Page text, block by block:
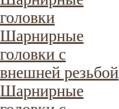
головки
Шарнирные
головки с
внешней резьбой
Шарнирные